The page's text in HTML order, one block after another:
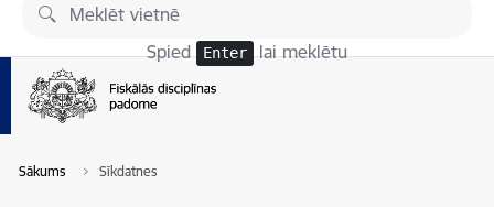
Pāriet uz lapas saturu
Spied Enter lai meklētu
Sākums Sīkdatnes